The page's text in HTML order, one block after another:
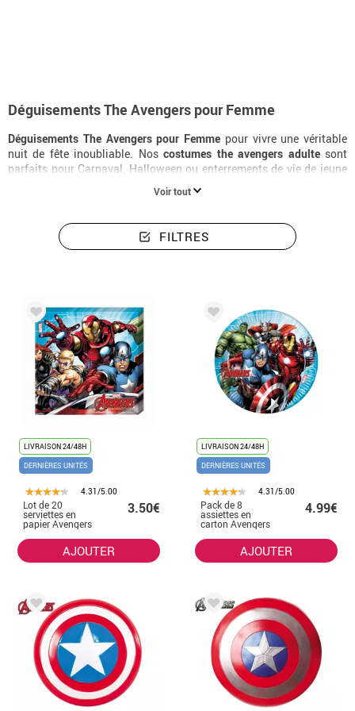
Déguisements The Avengers pour Femme
Déguisements The Avengers pour Femme pour vivre une véritable
nuit de fête inoubliable. Noscostumes the avengers adultesont
parfaits pour Carnaval, Halloween ou enterrements de vie de jeune
déguisement the avengers
Voir tout
FILTRES
LIVRAISON 24/48H
DERNIÈRES UNITÉS
4.31/5.00
Lot de 20
serviettes en
papier Avengers
33x33 cm
3.50€
AJOUTER
LIVRAISON 24/48H
DERNIÈRES UNITÉS
4.31/5.00
Pack de 8
assiettes en
carton Avengers
Avengers 23 cm
4.99€
AJOUTER